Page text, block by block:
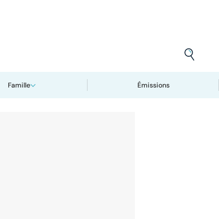
Famille Émissions